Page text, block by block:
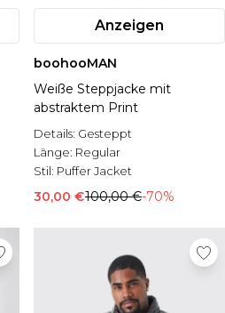
Anzeigen
boohooMAN
Weiße Steppjacke mit
abstraktem Print
Details: Gesteppt
Länge: Regular
Stil: Puffer Jacket
30,00 €100,00 €-70%